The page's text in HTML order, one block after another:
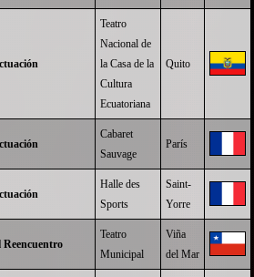
Teatro
Nacional de
la Casa de la
Cultura
Ecuatoriana
Quito
Cabaret
Sauvage
París
Halle des
Sports
Saint-
Yorre
Reencuentro
Teatro
Municipal
Viña
del Mar